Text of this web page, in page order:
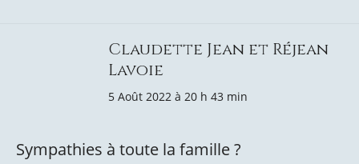
Claudette Jean et Réjean
Lavoie
5 Août 2022 à 20 h 43 min
Sympathies à toute la famille ?